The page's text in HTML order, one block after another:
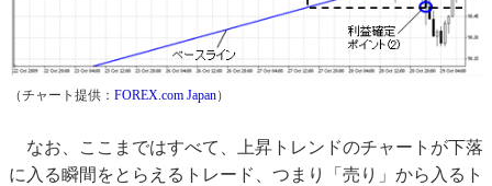
（チャート提供： FOREX.com Japan）
なお、ここまではすべて、上昇トレンドのチャートが下落
に入る瞬間をとらえるトレード、つまり「売り」から入るト